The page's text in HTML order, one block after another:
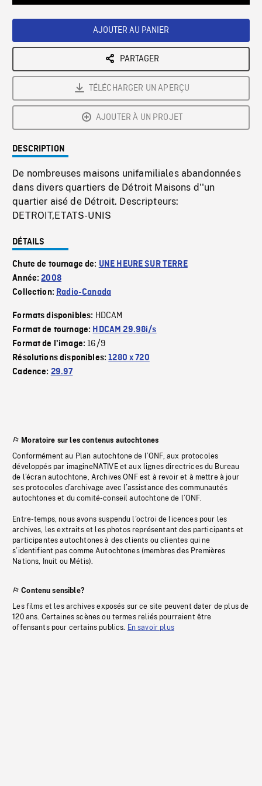
AJOUTER AU PANIER
PARTAGER
TÉLÉCHARGER UN APERÇU
AJOUTER À UN PROJET
DESCRIPTION
De nombreuses maisons unifamiliales abandonnées
dans divers quartiers de Détroit Maisons d''un
quartier aisé de Détroit. Descripteurs:
DETROIT,ETATS-UNIS
DÉTAILS
Chute de tournage de: UNE HEURE SUR TERRE
Année:2008
Collection: Radio-Canada
Formats disponibles: HDCAM
Format de tournage: HDCAM 29.98i/s
Format de l'image:16/9
Résolutions disponibles:1280 x 720
Cadence: 29.97
Moratoire sur les contenus autochtones
Conformément au Plan autochtone de l’ONF, aux protocoles
développés par imagineNATIVE et aux lignes directrices du Bureau
de l’écran autochtone, Archives ONF est à revoir et à mettre à jour
ses protocoles d’archivage avec l’assistance des communautés
autochtones et du comité-conseil autochtone de l’ONF.
Entre-temps, nous avons suspendu l’octroi de licences pour les
archives, les extraits et les photos représentant des participants et
participantes autochtones à des clients ou clientes qui ne
s’identifient pas comme Autochtones (membres des Premières
Nations, Inuit ou Métis).
Contenu sensible?
Les films et les archives exposés sur ce site peuvent dater de plus de
120 ans. Certaines scènes ou termes reliés pourraient être
offensants pour certains publics. En savoir plus